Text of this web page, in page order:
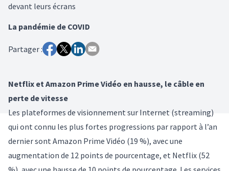
devant leurs écrans
La pandémie de COVID
Partager :
Netflix et Amazon Prime Vidéo en hausse, le câble en
perte de vitesse
Les plateformes de visionnement sur Internet (streaming)
qui ont connu les plus fortes progressions par rapport à l’an
dernier sont Amazon Prime Vidéo (19 %), avec une
augmentation de 12 points de pourcentage, et Netflix (52